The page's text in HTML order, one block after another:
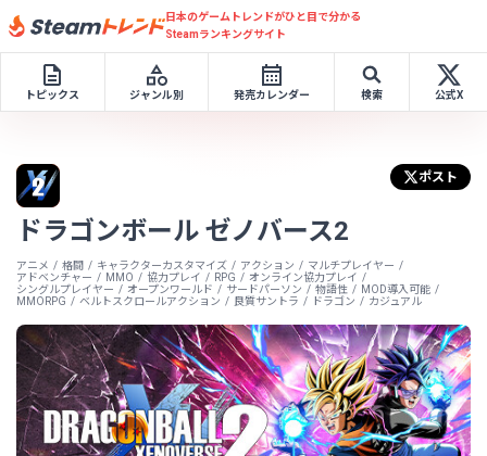
日本のゲームトレンドがひと目で分かる
Steamランキングサイト
トピックス ジャンル別 発売カレンダー 検索 公式X
ドラゴンボール ゼノバース2
ポスト
アニメ 格闘 キャラクターカスタマイズ アクション
マルチプレイヤー
アドベンチャー
MMO 協力プレイ RPG
オンライン協力プレイ
シングルプレイヤー
オープンワールド サードパーソン 物語性
MOD導入可能
MMORPG
ベルトスクロールアクション 良質サントラ ドラゴン カジュアル